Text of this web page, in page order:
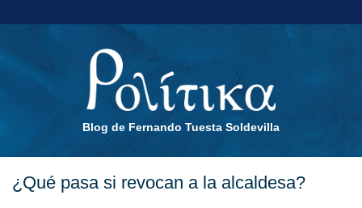
Blog de Fernando Tuesta Soldevilla
¿Qué pasa si revocan a la alcaldesa?